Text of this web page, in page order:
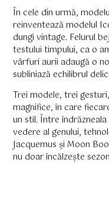
În cele din urmă,
reinventează modelul
dungi vintage. Felurul
testului timpului, ca o
vârfuri aurii adaugă o
subliniază echilibrul
Trei modele, trei
magnifice, în care
un stil. Între
vedere al genului,
Jacquemus și Moon
nu doar încălzește